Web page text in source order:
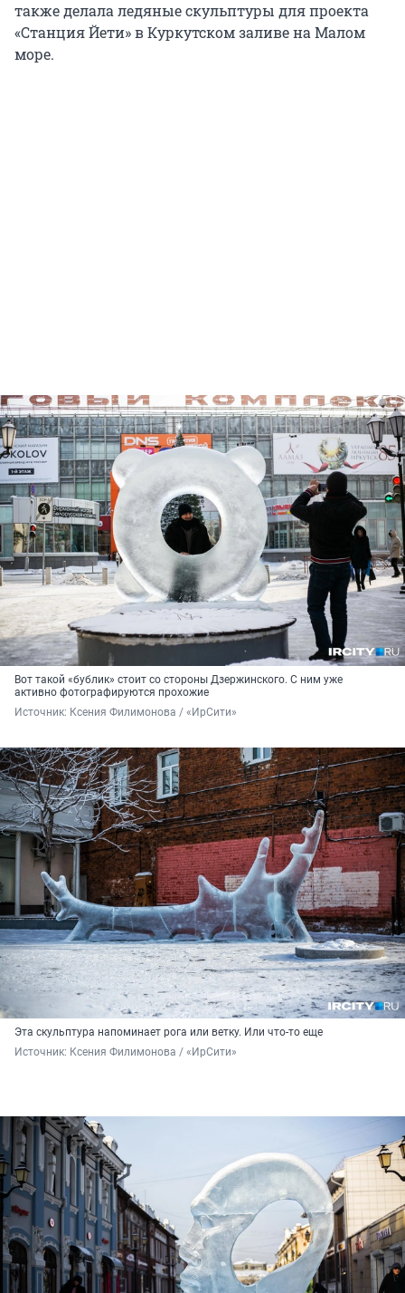
также делала ледяные скульптуры для проекта
«Станция Йети» в Куркутском заливе на Малом
море.
Вот такой «бублик» стоит со стороны Дзержинского. С ним уже
активно фотографируются прохожие
Источник: Ксения Филимонова / «ИрСити»
Эта скульптура напоминает рога или ветку. Или что-то еще
Источник: Ксения Филимонова / «ИрСити»